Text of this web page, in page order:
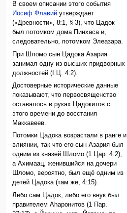
В своем описании этого события
Иосиф Флавий утверждает
(«Древности», 8:1, § 3), что Цадок
был потомком дома Пинхаса и,
следовательно, потомком Элеазара.
При Шломо сын Цадока Азария
занимал одну из высших придворных
должностей (I Ц. 4:2).
Достоверные исторические данные
показывают, что первосвященство
оставалось в руках Цадокитов с
этого времени до восстания
Маккавеев.
Потомки Цадока возрастали в ранге и
влиянии, так что его сын Азария был
одним из князей Шломо (1 Цар. 4:2),
а Ахимаац, женившийся на дочери
Шломо, вероятно, был ещё одним из
детей Цадока (там же, 4:15).
Либо сам Цадок, либо его внук был
правителем Аhаронитов (1 Пар.